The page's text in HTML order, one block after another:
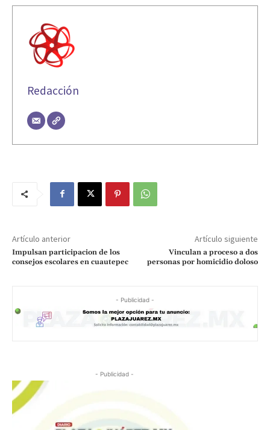
Redacción
Artículo anterior
Impulsan participacion de los
consejos escolares en cuautepec
Artículo siguiente
Vinculan a proceso a dos
personas por homicidio doloso
- Publicidad -
- Publicidad -